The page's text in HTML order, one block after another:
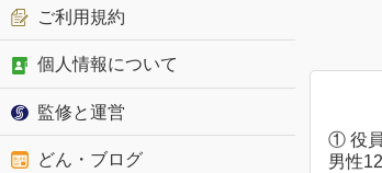
① 役
男性
ご利用規約
個人情報について
監修と運営
どん・ブログ